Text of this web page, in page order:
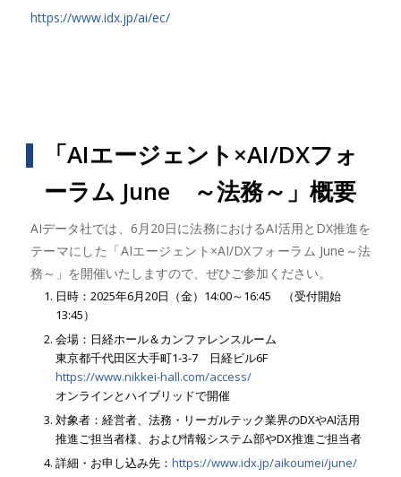
https://www.idx.jp/ai/ec/
「AIエージェント×AI/DXフォ
ーラム June ～法務～」概要
AIデータ社では、6月20日に法務におけるAI活用とDX推進を
テーマにした「AIエージェント×AI/DXフォーラム June～法
務～」を開催いたしますので、ぜひご参加ください。
日時：2025年6月20日（金）14:00～16:45 （受付開始
13:45）
会場：日経ホール＆カンファレンスルーム
東京都千代田区大手町1-3-7 日経ビル6F
https://www.nikkei-hall.com/access/
オンラインとハイブリッドで開催
対象者：経営者、法務・リーガルテック業界のDXやAI活用
推進ご担当者様、および情報システム部やDX推進ご担当者
詳細・お申し込み先： https://www.idx.jp/aikoumei/june/